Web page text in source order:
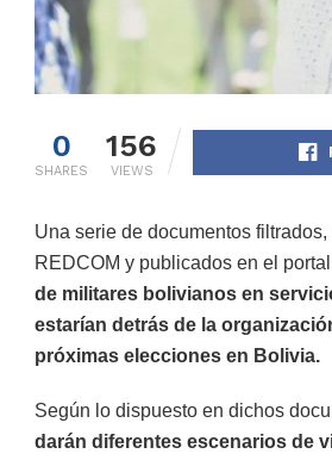
0
SHARES
156
VIEWS
Una serie de documentos
REDCOM y publicados en el
de militares bolivianos en
estarían detrás de la
próximas elecciones en Bolivia.
Según lo dispuesto en dichos
darán diferentes escenarios de